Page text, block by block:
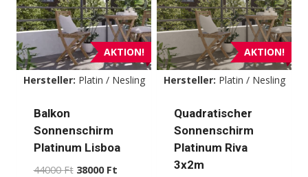
auf.
Die
Optionen
können
auf
der
Produktseite
gewählt
werden
auf.
Die
Optionen
können
auf
der
Produktseite
gewählt
werden
AKTION!
Hersteller: Platin / Nesling
Balkon
Sonnenschirm
Platinum Lisboa
44000Ft Ursprünglicher
38000 FtAktueller
AKTION!
Hersteller: Platin / Nesling
Quadratischer
Sonnenschirm
Platinum Riva
3x2m